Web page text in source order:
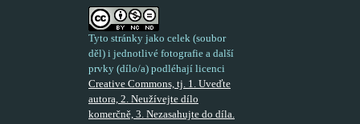
Tyto stránky jako celek (soubor
děl) i jednotlivé fotografie a další
prvky (dílo/a) podléhají licenci
Creative Commons, tj. 1. Uveďte
autora, 2. Neužívejte dílo
komerčně, 3. Nezasahujte do díla.